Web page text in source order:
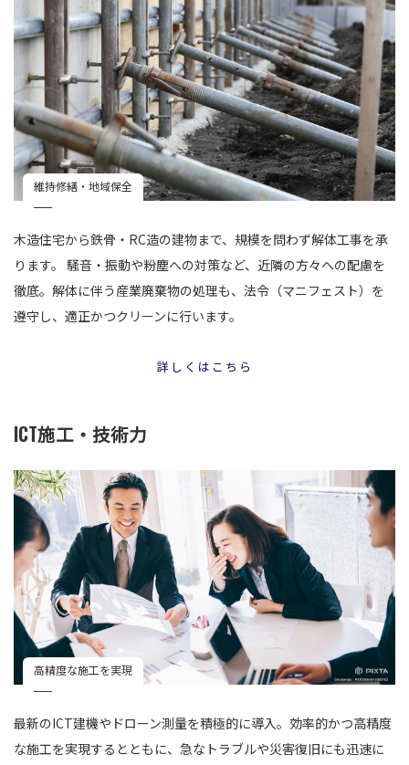
維持修繕・地域保全
木造住宅から鉄骨・RC造の建物まで、規模を問わず解体工事を承
ります。 騒音・振動や粉塵への対策など、近隣の方々への配慮を
徹底。解体に伴う産業廃棄物の処理も、法令（マニフェスト）を
遵守し、適正かつクリーンに行います。
詳しくはこちら
ICT施工・技術力
高精度な施工を実現
最新のICT建機やドローン測量を積極的に導入。効率的かつ高精度
な施工を実現するとともに、急なトラブルや災害復旧にも迅速に